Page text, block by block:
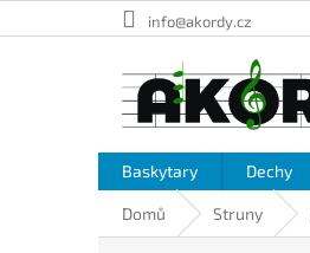
na
info@akordy.cz
Baskytary Dechy
Domů Struny